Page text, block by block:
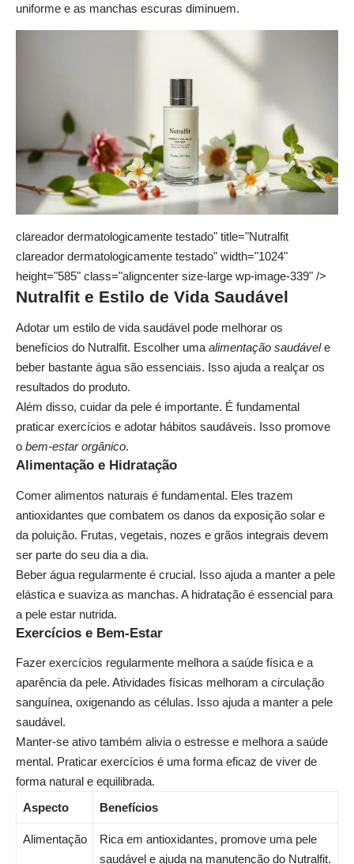
uniforme e as manchas escuras diminuem.
clareador dermatologicamente testado" title="Nutralfit
clareador dermatologicamente testado" width="1024"
height="585" class="aligncenter size-large wp-image-339" />
Nutralfit e Estilo de Vida Saudável
Adotar um estilo de vida saudável pode melhorar os
benefícios do Nutralfit. Escolher umaalimentação saudávele
beber bastante água são essenciais. Isso ajuda a realçar os
resultados do produto.
Além disso, cuidar da pele é importante. É fundamental
praticar exercícios e adotar hábitos saudáveis. Isso promove
o bem-estar orgânico.
Alimentação e Hidratação
Comer alimentos naturais é fundamental. Eles trazem
antioxidantes que combatem os danos da exposição solar e
da poluição. Frutas, vegetais, nozes e grãos integrais devem
ser parte do seu dia a dia.
Beber água regularmente é crucial. Isso ajuda a manter a pele
elástica e suaviza as manchas. A hidratação é essencial para
a pele estar nutrida.
Exercícios e Bem-Estar
Fazer exercícios regularmente melhora a saúde física e a
aparência da pele. Atividades físicas melhoram a circulação
sanguínea, oxigenando as células. Isso ajuda a manter a pele
saudável.
Manter-se ativo também alivia o estresse e melhora a saúde
mental. Praticar exercícios é uma forma eficaz de viver de
forma natural e equilibrada.
Aspecto
Benefícios
Alimentação
Rica em antioxidantes, promove uma pele
saudável e ajuda na manutenção do Nutralfit.